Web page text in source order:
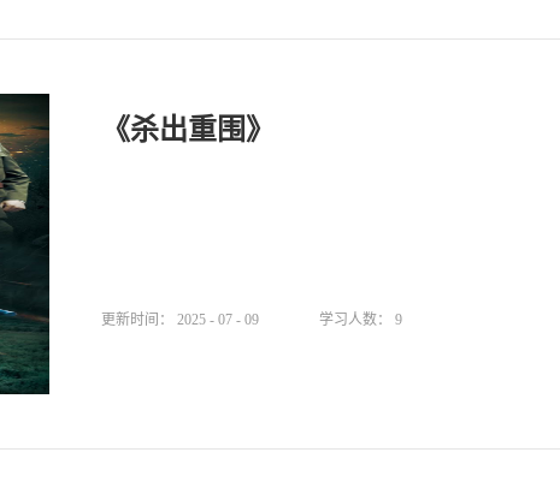
《杀出重围》
更新时间： 2025 - 07 - 09 学习人数： 9